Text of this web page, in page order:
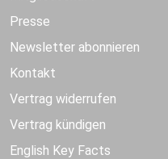
Presse
Newsletter abonnieren
Kontakt
Vertrag widerrufen
Vertrag kündigen
English Key Facts